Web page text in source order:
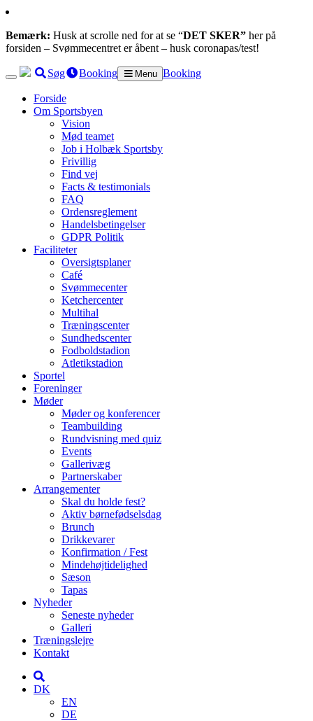
Bemærk: Husk at scrolle ned for at se “DET SKER” her på
forsiden – Svømmecentret er åbent – husk coronapas/test!
Søg Booking Menu Booking
Forside
Om Sportsbyen
Vision
Mød teamet
Job i Holbæk Sportsby
Frivillig
Find vej
Facts & testimonials
FAQ
Ordensreglement
Handelsbetingelser
GDPR Politik
Faciliteter
Oversigtsplaner
Café
Svømmecenter
Ketchercenter
Multihal
Træningscenter
Sundhedscenter
Fodboldstadion
Atletikstadion
Sportel
Foreninger
Møder
Møder og konferencer
Teambuilding
Rundvisning med quiz
Events
Gallerivæg
Partnerskaber
Arrangementer
Skal du holde fest?
Aktiv børnefødselsdag
Brunch
Drikkevarer
Konfirmation / Fest
Mindehøjtidelighed
Sæson
Tapas
Nyheder
Seneste nyheder
Galleri
Træningslejre
Kontakt
DK
EN
DE